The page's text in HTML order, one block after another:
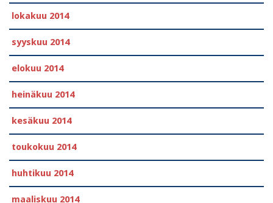
lokakuu 2014
syyskuu 2014
elokuu 2014
heinäkuu 2014
kesäkuu 2014
toukokuu 2014
huhtikuu 2014
maaliskuu 2014